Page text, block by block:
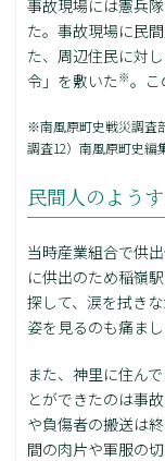
事故現場には憲兵
た。事故現場に民
た、周辺住民に対
令」を敷いた ※。こ
※南風原町史戦災調査
調査12）南風原町史
民間人のようす
当時産業組合で供
に供出のため稲嶺
探して、涙を拭き
姿を見るのも痛ま
また、神里に住ん
とができたのは事
や負傷者の搬送は
間の肉片や軍服の